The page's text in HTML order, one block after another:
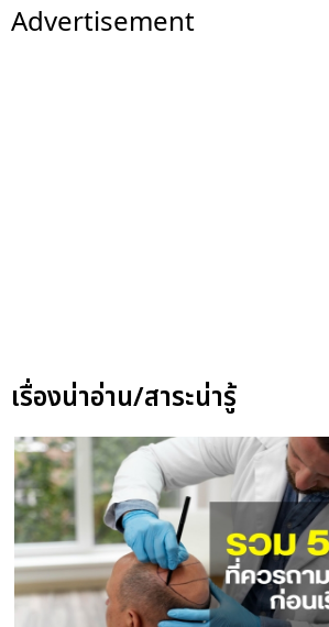
Advertisement
เรื่องน่าอ่าน/สาระน่ารู้